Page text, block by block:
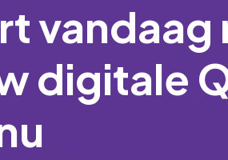
vandaag
digitale